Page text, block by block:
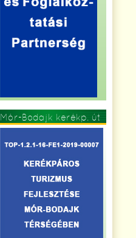
Mór-Bodajk kerékp. út